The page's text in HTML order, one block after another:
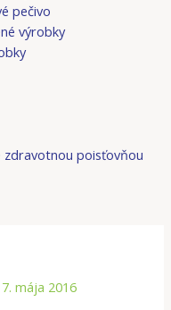
pečivo
výrobky
zdravotnou poisťovňou
mája 2016